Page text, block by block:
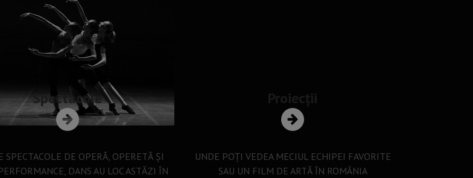
Spectacole
SPECTACOLE DE OPERĂ, OPERETĂ ȘI
DANS AU LOC ASTĂZI ÎN
UNDE POȚI VEDEA MECIUL ECHIPEI FAVORITE
SAU UN FILM DE ARTĂ ÎN ROMÂNIA